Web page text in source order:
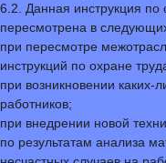
6.2. Данная инструкция по
пересмотрена в
при пересмотре
инструкций по охране
при возникновении каких-
работников;
при внедрении новой
по результатам анализа